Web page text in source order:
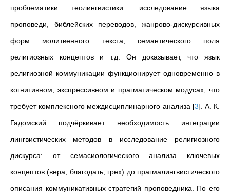
проблематики теолингвистики: исследование языка
проповеди, библейских переводов, жанрово‑дискурсивных
форм молитвенного текста, семантического поля
религиозных концептов и т.д. Он доказывает, что язык
религиозной коммуникации функционирует одновременно в
когнитивном, экспрессивном и прагматическом модусах, что
требует комплексного междисциплинарного анализа [3] . А. К.
Гадомский подчёркивает необходимость интеграции
лингвистических методов в исследование религиозного
дискурса: от семасиологического анализа ключевых
концептов (вера, благодать, грех) до прагмалингвистического
описания коммуникативных стратегий проповедника. По его